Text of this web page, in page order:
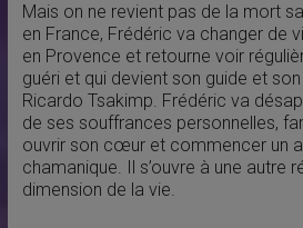
Mais on ne revient pas de la mort
en France, Frédéric va changer de
en Provence et retourne voir
guéri et qui devient son guide et
Ricardo Tsakimp. Frédéric va
de ses souffrances personnelles,
ouvrir son cœur et commencer un
chamanique. Il s’ouvre à une autre
dimension de la vie.